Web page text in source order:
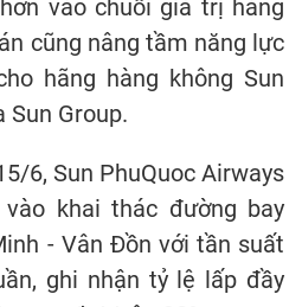
vào chuỗi giá trị hàng
cũng nâng tầm năng lực
hãng hàng không Sun
Sun Group.
6, Sun PhuQuoc Airways
khai thác đường bay
- Vân Đồn với tần suất
ghi nhận tỷ lệ lấp đầy